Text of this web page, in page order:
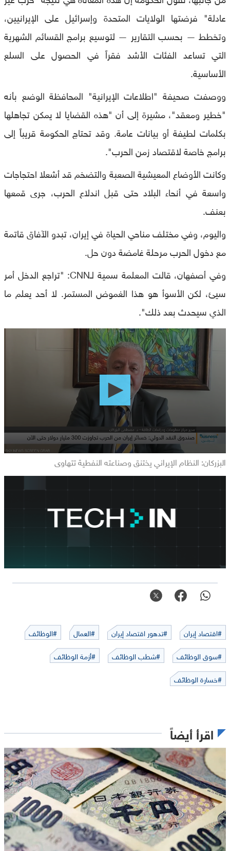
عادلة" فرضتها الولايات المتحدة وإسرائيل على الإيرانيين،
وتخطط — بحسب التقارير — لتوسيع برامج القسائم الشهرية
التي تساعد الفئات الأشد فقراً في الحصول على السلع
الأساسية.
ووصفت صحيفة "اطلاعات الإيرانية" المحافظة الوضع بأنه
"خطير ومعقد"، مشيرة إلى أن "هذه القضايا لا يمكن تجاهلها
بكلمات لطيفة أو بيانات عامة. وقد تحتاج الحكومة قريباً إلى
برامج خاصة لاقتصاد زمن الحرب".
وكانت الأوضاع المعيشية الصعبة والتضخم قد أشعلا احتجاجات
واسعة في أنحاء البلاد حتى قبل اندلاع الحرب، جرى قمعها
بعنف.
واليوم، وفي مختلف مناحي الحياة في إيران، تبدو الآفاق قاتمة
مع دخول الحرب مرحلة غامضة دون حل.
وفي أصفهان، قالت المعلمة سمية لـCNN: "تراجع الدخل أمر
سيئ، لكن الأسوأ هو هذا الغموض المستمر. لا أحد يعلم ما
الذي سيحدث بعد ذلك".
البزركان: النظام الإيراني يختنق وصناعته النفطية تتهاوى
#اقتصاد إيران #تدهور اقتصاد إيران #العمال
#الوظائف
#سوق الوظائف
#شطب الوظائف
#أزمة الوظائف
#خسارة الوظائف
اقرأ أيضاً